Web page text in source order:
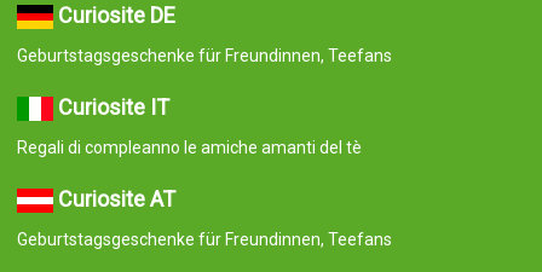
Curiosite DE
Geburtstagsgeschenke für Freundinnen, Teefans
Curiosite IT
Regali di compleanno le amiche amanti del tè
Curiosite AT
Geburtstagsgeschenke für Freundinnen, Teefans